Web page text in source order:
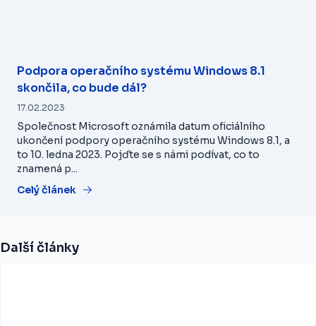
Podpora operačního systému Windows 8.1
skončila, co bude dál?
17.02.2023
Společnost Microsoft oznámila datum oficiálního
ukončení podpory operačního systému Windows 8.1, a
to 10. ledna 2023. Pojďte se s námi podívat, co to
znamená p...
Celý článek
Další články